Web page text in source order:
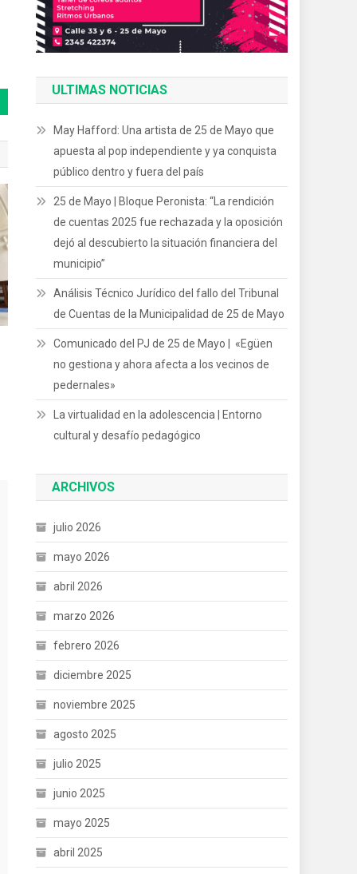
ULTIMAS NOTICIAS
May Hafford: Una artista de 25 de Mayo que
apuesta al pop independiente y ya conquista
público dentro y fuera del país
25 de Mayo | Bloque Peronista: “La rendición
de cuentas 2025 fue rechazada y la oposición
dejó al descubierto la situación financiera del
municipio”
Análisis Técnico Jurídico del fallo del Tribunal
de Cuentas de la Municipalidad de 25 de Mayo
Comunicado del PJ de 25 de Mayo | «Egüen
no gestiona y ahora afecta a los vecinos de
pedernales»
La virtualidad en la adolescencia | Entorno
cultural y desafío pedagógico
ARCHIVOS
julio 2026
mayo 2026
abril 2026
marzo 2026
febrero 2026
diciembre 2025
noviembre 2025
agosto 2025
julio 2025
junio 2025
mayo 2025
abril 2025